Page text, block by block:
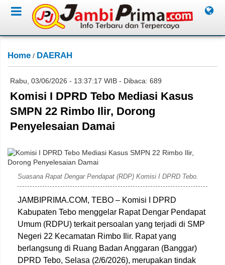
Home / DAERAH
Rabu, 03/06/2026 - 13:37:17 WIB - Dibaca: 689
Komisi I DPRD Tebo Mediasi Kasus
SMPN 22 Rimbo Ilir, Dorong
Penyelesaian Damai
Suasana Rapat Dengar Pendapat (RDP) Komisi I DPRD Tebo.
JAMBIPRIMA.COM, TEBO – Komisi I DPRD
Kabupaten Tebo menggelar Rapat Dengar Pendapat
Umum (RDPU) terkait persoalan yang terjadi di SMP
Negeri 22 Kecamatan Rimbo Ilir. Rapat yang
berlangsung di Ruang Badan Anggaran (Banggar)
DPRD Tebo, Selasa (2/6/2026), merupakan tindak